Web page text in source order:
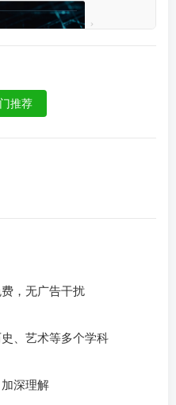
推荐
，无广告干扰
、艺术等多个学科
深理解